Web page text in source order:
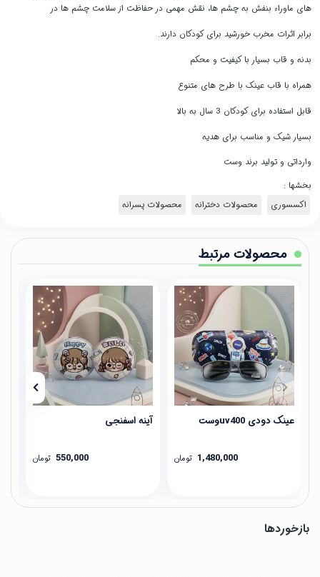
های ماوراء بنفش به چشم ها، نقش مهمی در حفاظت از سلامت چشم ها در
برابر اثرات مخرب خورشید برای کودکان دارند.
بدنه و قاب بسیار با کیفیت و محکم
همراه با قاب عینک با طرح های متنوع
قابل استفاده برای کودکان 3 سال به بالا
بسیار شیک و مناسب برای هدیه
وارداتی و تولید برند وست
بخشها :
اکسسوری
محصولات دخترانه محصولات پسرانه
محصولات مرتبط
عینک دودی uv400وست
1,480,000 تومان
آینه اسفنجی
550,000 تومان
بازخوردها